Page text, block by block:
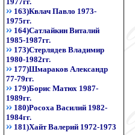
163)Квлач Павло 1973-
1975гг.
164)Сатлайкин Виталий
1985-1987гг.
173)Стерлядев Владимир
1980-1982гг.
177)Шмараков Александр
77-79гг.
179)Борис Матюх 1987-
1989гг.
180)Росоха Василий 1982-
1984гг.
181)Хайт Валерий 1972-1973